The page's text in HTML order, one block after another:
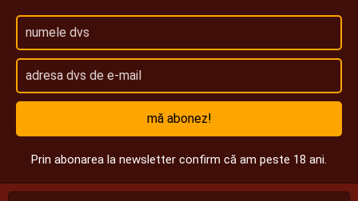
mă abonez!
Prin abonarea la newsletter confirm că am peste 18 ani.